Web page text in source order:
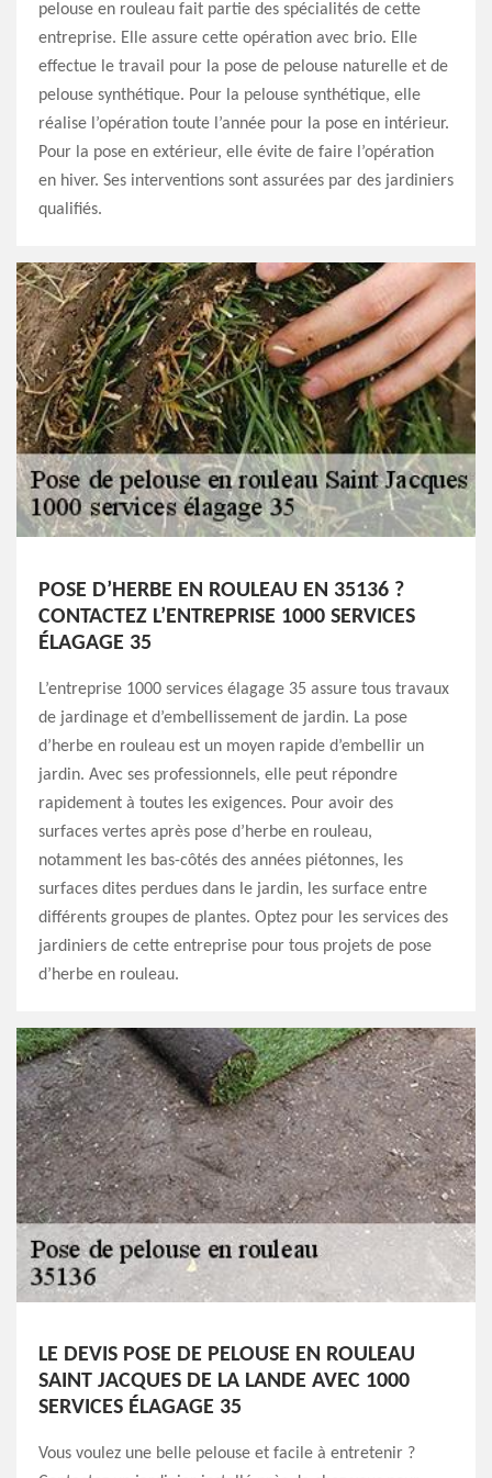
pelouse en rouleau fait partie des spécialités de cette
entreprise. Elle assure cette opération avec brio. Elle
effectue le travail pour la pose de pelouse naturelle et de
pelouse synthétique. Pour la pelouse synthétique, elle
réalise l’opération toute l’année pour la pose en intérieur.
Pour la pose en extérieur, elle évite de faire l’opération
en hiver. Ses interventions sont assurées par des jardiniers
qualifiés.
POSE D’HERBE EN ROULEAU EN 35136 ?
CONTACTEZ L’ENTREPRISE 1000 SERVICES
ÉLAGAGE 35
L’entreprise 1000 services élagage 35 assure tous travaux
de jardinage et d’embellissement de jardin. La pose
d’herbe en rouleau est un moyen rapide d’embellir un
jardin. Avec ses professionnels, elle peut répondre
rapidement à toutes les exigences. Pour avoir des
surfaces vertes après pose d’herbe en rouleau,
notamment les bas-côtés des années piétonnes, les
surfaces dites perdues dans le jardin, les surface entre
différents groupes de plantes. Optez pour les services des
jardiniers de cette entreprise pour tous projets de pose
d’herbe en rouleau.
LE DEVIS POSE DE PELOUSE EN ROULEAU
SAINT JACQUES DE LA LANDE AVEC 1000
SERVICES ÉLAGAGE 35
Vous voulez une belle pelouse et facile à entretenir ?